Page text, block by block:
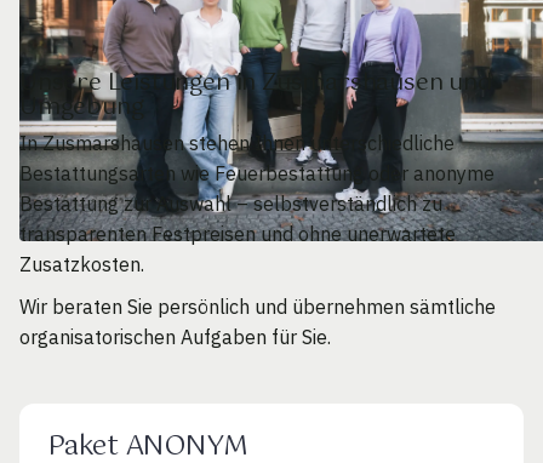
Unsere Leistungen in Zusmarshausen und
Umgebung
In Zusmarshausen stehen Ihnen unterschiedliche
Bestattungsarten wie Feuerbestattung oder anonyme
Bestattung zur Auswahl – selbstverständlich zu
transparenten Festpreisen und ohne unerwartete
Zusatzkosten.
Wir beraten Sie persönlich und übernehmen sämtliche
organisatorischen Aufgaben für Sie.
Paket ANONYM